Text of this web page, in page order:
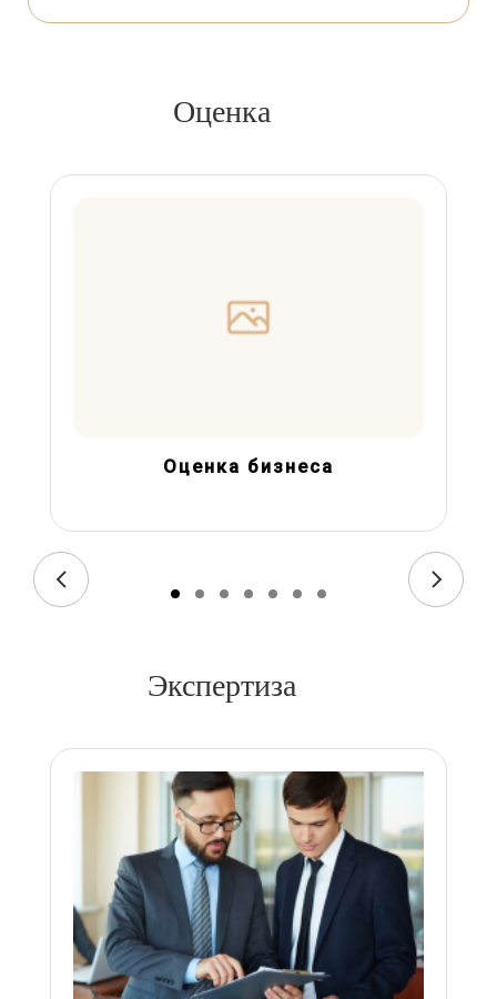
Оценка
Оценка бизнеса
Экспертиза